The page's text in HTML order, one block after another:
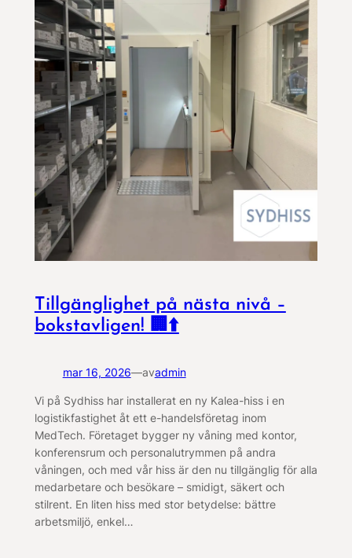
Tillgänglighet på nästa nivå –
bokstavligen! 🏢⬆️
mar 16, 2026—avadmin
Vi på Sydhiss har installerat en ny Kalea-hiss i en
logistikfastighet åt ett e-handelsföretag inom
MedTech. Företaget bygger ny våning med kontor,
konferensrum och personalutrymmen på andra
våningen, och med vår hiss är den nu tillgänglig för alla
medarbetare och besökare – smidigt, säkert och
stilrent. En liten hiss med stor betydelse: bättre
arbetsmiljö, enkel…